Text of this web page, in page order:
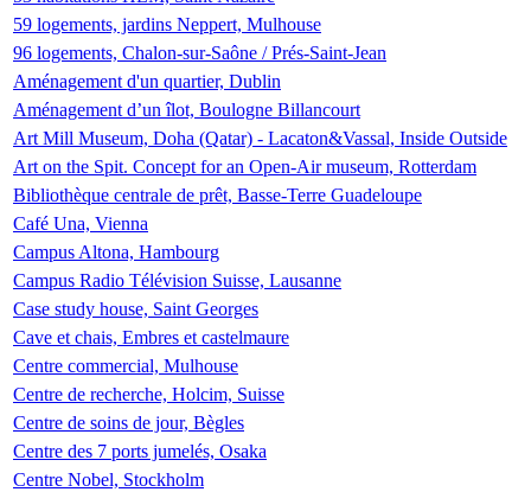
59 logements, jardins Neppert, Mulhouse
96 logements, Chalon-sur-Saône / Prés-Saint-Jean
Aménagement d'un quartier, Dublin
Aménagement d’un îlot, Boulogne Billancourt
Art Mill Museum, Doha (Qatar) - Lacaton&Vassal, Inside Outside
Art on the Spit. Concept for an Open-Air museum, Rotterdam
Bibliothèque centrale de prêt, Basse-Terre Guadeloupe
Café Una, Vienna
Campus Altona, Hambourg
Campus Radio Télévision Suisse, Lausanne
Case study house, Saint Georges
Cave et chais, Embres et castelmaure
Centre commercial, Mulhouse
Centre de recherche, Holcim, Suisse
Centre de soins de jour, Bègles
Centre des 7 ports jumelés, Osaka
Centre Nobel, Stockholm